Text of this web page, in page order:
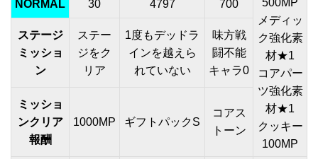
NORMAL 30 4797 700
500MP
メディッ
ク強化素
材★1
コアパー
ツ強化素
材★1
クッキー
100MP
ステージ
ミッショ
ン
ステー
ジをク
リア
1度もデッドラ
インを越えら
れていない
味方戦
闘不能
キャラ0
ミッショ
ンクリア
報酬
1000MP ギフトパックS
コアス
トーン